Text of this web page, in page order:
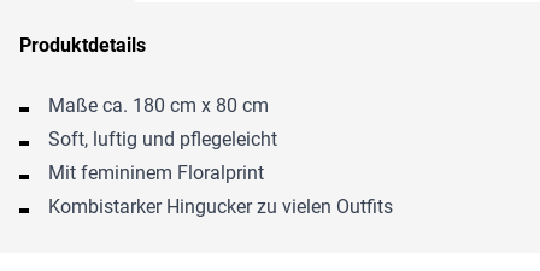
Produktdetails
Maße ca. 180 cm x 80 cm
Soft, luftig und pflegeleicht
Mit femininem Floralprint
Kombistarker Hingucker zu vielen Outfits